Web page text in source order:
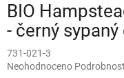
BIO
- černý sypaný
731-021-3
Průměrné
Neohodnoceno